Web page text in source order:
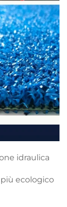
idraulica
più ecologico